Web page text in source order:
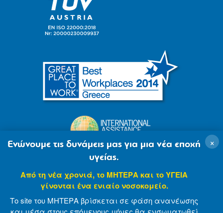
×
Ενώνουμε τις δυνάμεις μας για μια νέα εποχή
υγείας.
Από τη νέα χρονιά, το ΜΗΤΕΡΑ και το ΥΓΕΙΑ
γίνονται ένα ενιαίο νοσοκομείο.
Το site του ΜΗΤΕΡΑ βρίσκεται σε φάση ανανέωσης